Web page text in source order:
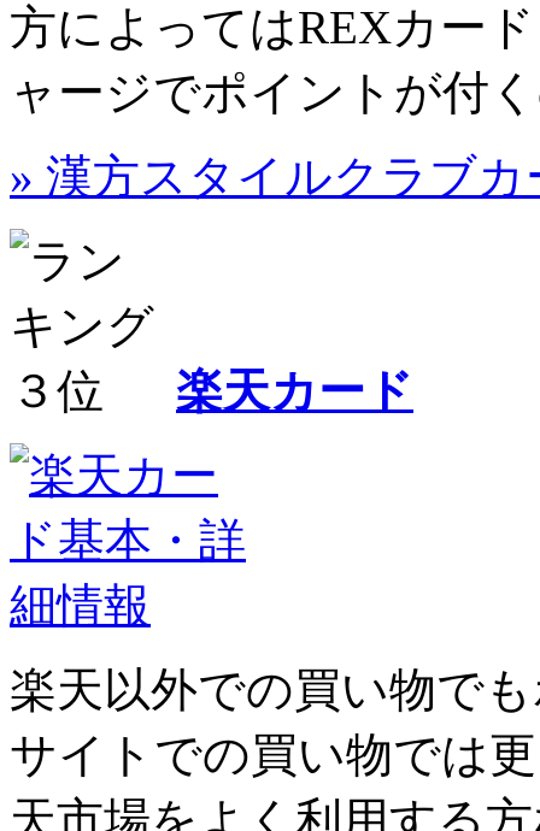
方によってはREXカー
ャージでポイントが付
» 漢方スタイルクラブ
楽天カード
楽天以外での買い物で
サイトでの買い物では
天市場をよく利用する